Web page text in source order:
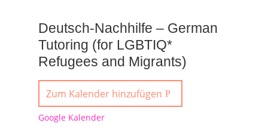
Deutsch-Nachhilfe – German
Tutoring (for LGBTIQ*
Refugees and Migrants)
Zum Kalender hinzufügen
Google Kalender